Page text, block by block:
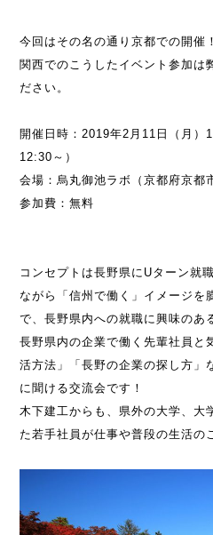
今回はその名の通り京都での開催！
関西でのこうしたイベント参加は
ださい。
開催日時：2019年2月11日（月）
12:30～）
会場：烏丸御池ラボ（京都府京都
参加費：無料
コンセプトは長野県にUターン就
ながら「信州で働く」イメージを
で、長野県内への就職に興味のあ
長野県内の企業で働く先輩社員と
活方法」「長野の企業の探し方」
に聞ける交流会です！
木下建工からも、県外の大学、大
た若手社員が仕事や普段の生活の